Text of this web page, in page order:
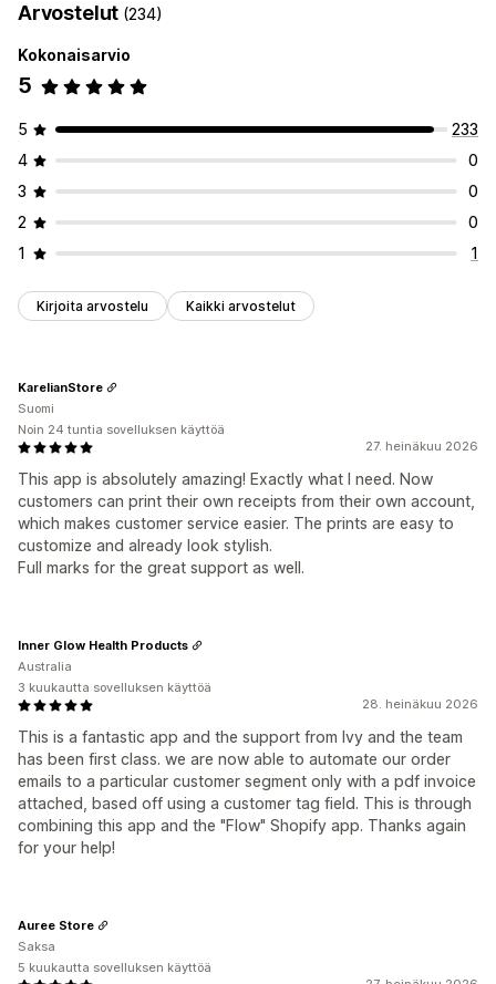
Tilausluonnokset
Pakkausluettelot
Mukautukset
Logot
Tiedostojen hallinnointi
Joukkolataus
Tulostus ja vienti
Tietoturva
Arvostelut (234)
Kokonaisarvio
5
5
233
4
0
3
0
2
0
1
1
Kirjoita arvostelu Kaikki arvostelut
27. heinäkuu 2026
This app is absolutely amazing! Exactly what I need. Now
customers can print their own receipts from their own account,
which makes customer service easier. The prints are easy to
customize and already look stylish.
Full marks for the great support as well.
KarelianStore
Suomi
Noin 24 tuntia sovelluksen käyttöä
28. heinäkuu 2026
This is a fantastic app and the support from Ivy and the team
has been first class. we are now able to automate our order
emails to a particular customer segment only with a pdf invoice
attached, based off using a customer tag field. This is through
combining this app and the "Flow" Shopify app. Thanks again
for your help!
Inner Glow Health Products
Australia
3 kuukautta sovelluksen käyttöä
Auree Store
Saksa
5 kuukautta sovelluksen käyttöä